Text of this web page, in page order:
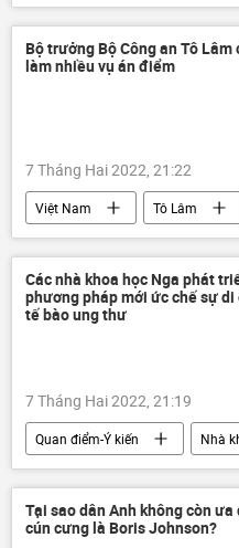
đồng hồ
Xã hội
Bộ trưởng Bộ Công an Tô Lâm
làm nhiều vụ án điểm
7 Tháng Hai 2022, 21:22
Việt Nam
Tô Lâm
Bộ Công an Việt Nam
Các nhà khoa học Nga phát
phương pháp mới ức chế sự di
tế bào ung thư
7 Tháng Hai 2022, 21:19
Quan điểm-Ý kiến
Nhà
Khoa học
ung thư
Nga
Tại sao dân Anh không còn
cún cưng là Boris Johnson?